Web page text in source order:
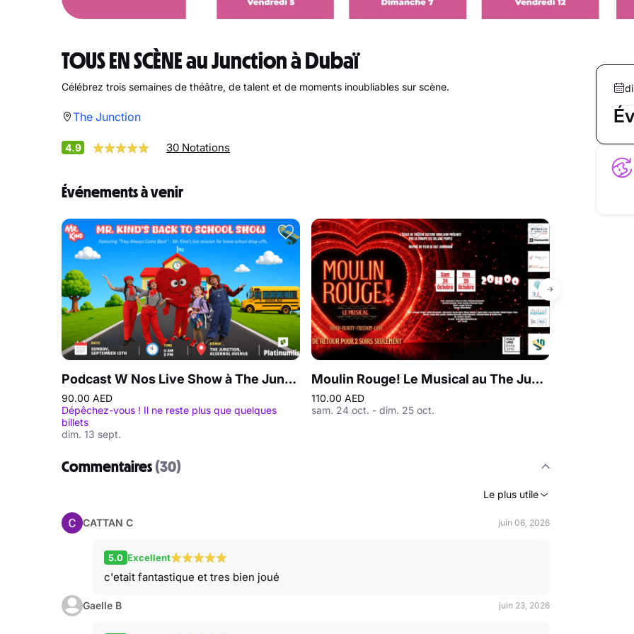
TOUS EN SCÈNE au Junction à Dubaï
Célébrez trois semaines de théâtre, de talent et de moments inoubliables sur scène.
The Junction
4.9 30 Notations
Événements à venir
Podcast W Nos Live Show à The Junction à Dubaï
90.00 AED
Dépêchez-vous ! Il ne reste plus que quelques
billets
dim. 13 sept.
Moulin Rouge! Le Musical au The Junction à Dubaï
110.00 AED
sam. 24 oct. - dim. 25 oct.
Commentaires(30)
Le plus utile
CATTAN C juin 06, 2026
5.0 Excellent
c'etait fantastique et tres bien joué
Gaelle B juin 23, 2026